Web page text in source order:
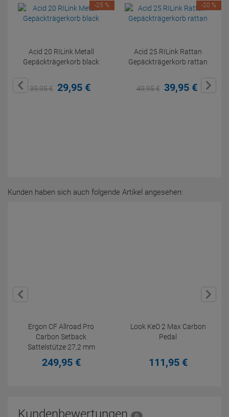
Acid 20 RILink Metall
Gepäckträgerkorb black
39,95€ 29,95 €
-25 %
Acid 25 RILink Rattan
Gepäckträgerkorb rattan
49,95€ 39,95 €
-20 %
Kunden haben sich auch folgende Artikel angesehen:
Ergon CF Allroad Pro
Carbon Setback
Sattelstütze 27,2 mm
249,95 €
Look KeO 2 Max Carbon
Pedal
111,95 €
Kundenbewertungen